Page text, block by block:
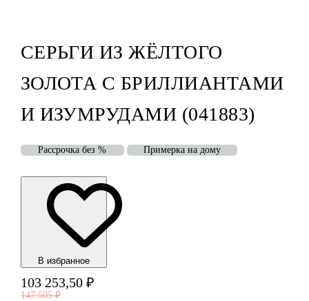
СЕРЬГИ ИЗ ЖЁЛТОГО
ЗОЛОТА С БРИЛЛИАНТАМИ
И ИЗУМРУДАМИ (041883)
Рассрочка без % Примерка на дому
В избранноe
103 253,50 ₽
147 505 ₽